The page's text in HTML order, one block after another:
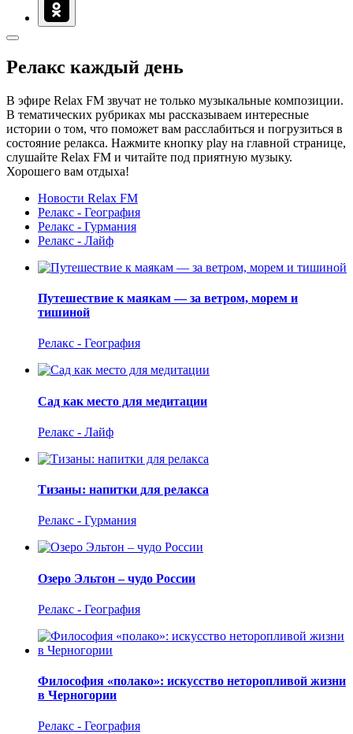
Релакс каждый день
В эфире Relax FM звучат не только музыкальные композиции.
В тематических рубриках мы рассказываем интересные
истории о том, что поможет вам расслабиться и погрузиться в
состояние релакса. Нажмите кнопку play на главной странице,
слушайте Relax FM и читайте под приятную музыку.
Хорошего вам отдыха!
Новости Relax FM
Релакс - География
Релакс - Гурмания
Релакс - Лайф
Путешествие к маякам — за ветром, морем и
тишиной
Релакс - География
Сад как место для медитации
Релакс - Лайф
Тизаны: напитки для релакса
Релакс - Гурмания
Озеро Эльтон – чудо России
Релакс - География
Философия «полако»: искусство неторопливой жизни
в Черногории
Релакс - География